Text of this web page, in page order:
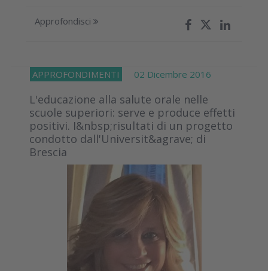
Approfondisci
APPROFONDIMENTI 02 Dicembre 2016
L'educazione alla salute orale nelle
scuole superiori: serve e produce effetti
positivi. I&nbsp;risultati di un progetto
condotto dall'Universit&agrave; di
Brescia